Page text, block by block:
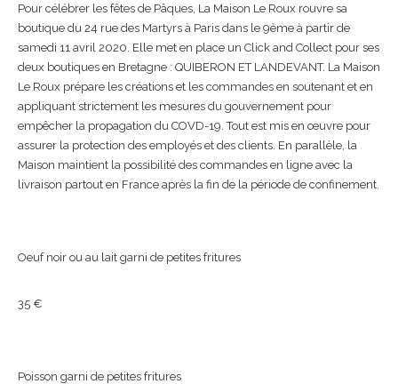
Pour célébrer les fêtes de Pâques, La Maison Le Roux rouvre sa
boutique du 24 rue des Martyrs à Paris dans le 9ème à partir de
samedi 11 avril 2020. Elle met en place un Click and Collect pour ses
deux boutiques en Bretagne : QUIBERON ET LANDEVANT. La Maison
Le Roux prépare les créations et les commandes en soutenant et en
appliquant strictement les mesures du gouvernement pour
empêcher la propagation du COVD-19. Tout est mis en œuvre pour
assurer la protection des employés et des clients. En parallèle, la
Maison maintient la possibilité des commandes en ligne avec la
livraison partout en France après la fin de la période de confinement.
Oeuf noir ou au lait garni de petites fritures
35 €
Poisson garni de petites fritures